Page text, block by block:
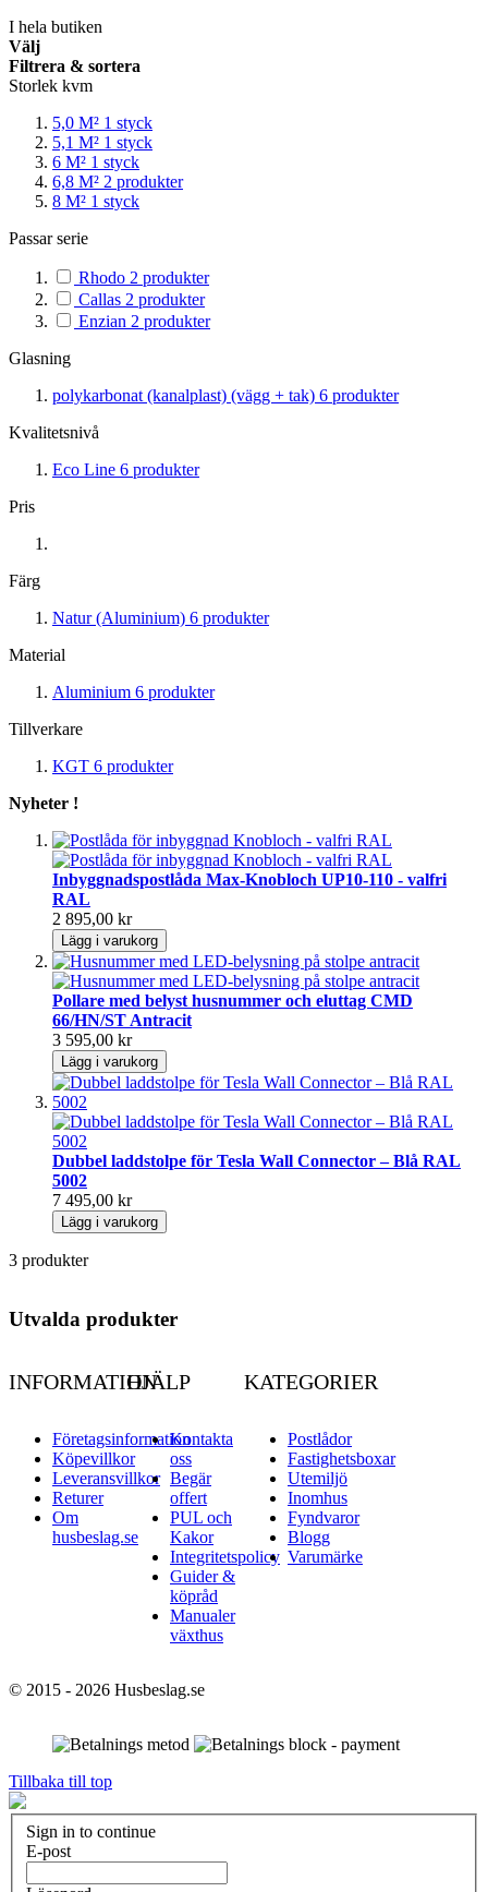
I hela butiken
Välj
Filtrera & sortera
Storlek kvm
5,0 M² 1 styck
5,1 M² 1 styck
6 M² 1 styck
6,8 M² 2 produkter
8 M² 1 styck
Passar serie
Rhodo 2 produkter
Callas 2 produkter
Enzian 2 produkter
Glasning
polykarbonat (kanalplast) (vägg + tak) 6 produkter
Kvalitetsnivå
Eco Line 6 produkter
Pris
Färg
Natur (Aluminium) 6 produkter
Material
Aluminium 6 produkter
Tillverkare
KGT 6 produkter
Nyheter !
Inbyggnadspostlåda Max-Knobloch UP10-110 - valfri
RAL
2 895,00 kr
Lägg i varukorg
Pollare med belyst husnummer och eluttag CMD
66/HN/ST Antracit
3 595,00 kr
Lägg i varukorg
Dubbel laddstolpe för Tesla Wall Connector – Blå RAL
5002
7 495,00 kr
Lägg i varukorg
3 produkter
Utvalda produkter
INFORMATION
Företagsinformation
Köpevillkor
Leveransvillkor
Returer
Om
husbeslag.se
HJÄLP
Kontakta
oss
Begär
offert
PUL och
Kakor
Integritetspolicy
Guider &
köpråd
Manualer
växthus
KATEGORIER
Postlådor
Fastighetsboxar
Utemiljö
Inomhus
Fyndvaror
Blogg
Varumärke
© 2015 - 2026 Husbeslag.se
Tillbaka till top
Sign in to continue
E-post